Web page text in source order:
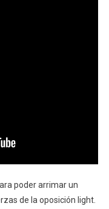
poder arrimar un
de la oposición light.